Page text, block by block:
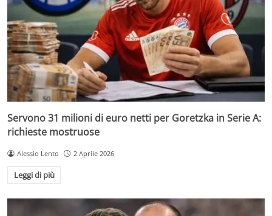
Servono 31 milioni di euro netti per Goretzka in Serie A:
richieste mostruose
Alessio Lento 2 Aprile 2026
Leggi di più